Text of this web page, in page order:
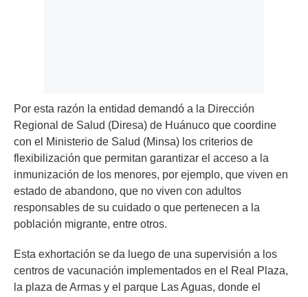
Por esta razón la entidad demandó a la Dirección
Regional de Salud (Diresa) de Huánuco que coordine
con el Ministerio de Salud (Minsa) los criterios de
flexibilización que permitan garantizar el acceso a la
inmunización de los menores, por ejemplo, que viven en
estado de abandono, que no viven con adultos
responsables de su cuidado o que pertenecen a la
población migrante, entre otros.
Esta exhortación se da luego de una supervisión a los
centros de vacunación implementados en el Real Plaza,
la plaza de Armas y el parque Las Aguas, donde el